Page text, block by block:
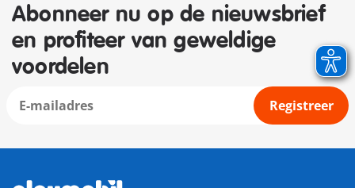
Abonneer nu op de nieuwsbrief
en profiteer van geweldige
voordelen
Registreer